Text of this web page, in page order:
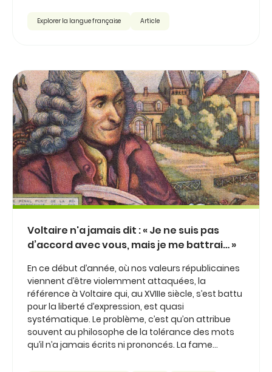
Explorer la langue française Article
Voltaire n'a jamais dit : « Je ne suis pas
d’accord avec vous, mais je me battrai… »
En ce début d’année, où nos valeurs républicaines
viennent d’être violemment attaquées, la
référence à Voltaire qui, au XVIIIe siècle, s’est battu
pour la liberté d’expression, est quasi
systématique. Le problème, c’est qu’on attribue
souvent au philosophe de la tolérance des mots
qu’il n’a jamais écrits ni prononcés. La fame...